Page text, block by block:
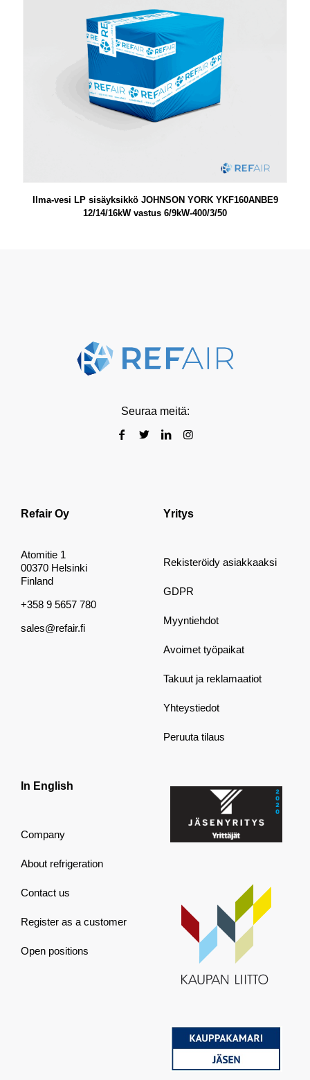
Ilma-vesi LP sisäyksikkö JOHNSON YORK YKF160ANBE9
12/14/16kW vastus 6/9kW-400/3/50
Seuraa meitä:
Refair Oy
Atomitie 1
00370 Helsinki
Finland
+358 9 5657 780
sales@refair.fi
Yritys
Rekisteröidy asiakkaaksi
GDPR
Myyntiehdot
Avoimet työpaikat
Takuut ja reklamaatiot
Yhteystiedot
Peruuta tilaus
In English
Company
About refrigeration
Contact us
Register as a customer
Open positions